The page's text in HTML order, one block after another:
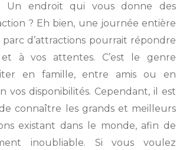
Un endroit qui vous donne des
? Eh bien, une journée entière
parc d’attractions pourrait répondre
à vos attentes. C’est le genre
en famille, entre amis ou en
vos disponibilités. Cependant, il est
connaître les grands et meilleurs
existant dans le monde, afin de
inoubliable. Si vous voulez